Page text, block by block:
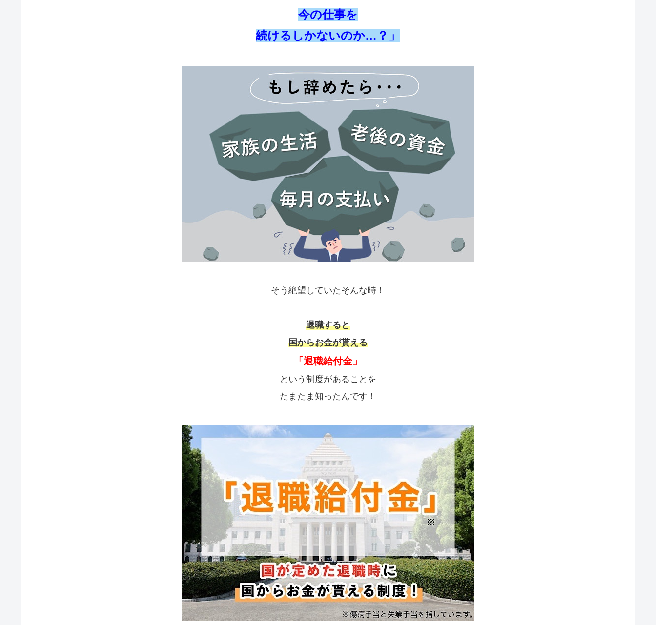
今の仕事を
続けるしかないのか…？」
そう絶望していたそんな時！
退職すると
国からお金が貰える
「退職給付金」
という制度があることを
たまたま知ったんです！